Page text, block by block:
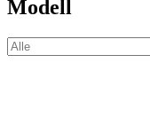
Modell